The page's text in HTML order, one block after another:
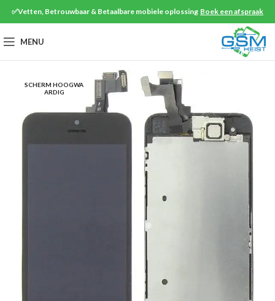
✅Vetten, Betrouwbaar & Betaalbare mobiele oplossing Boek een afspraak
MENU
SCHERM HOOGWA
ARDIG